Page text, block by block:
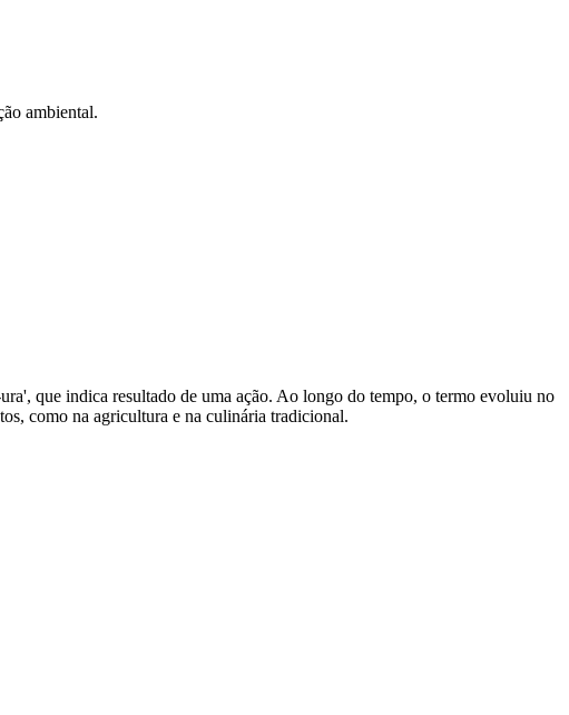
ambiental.
que indica resultado de uma ação. Ao longo do tempo, o termo evoluiu no
como na agricultura e na culinária tradicional.